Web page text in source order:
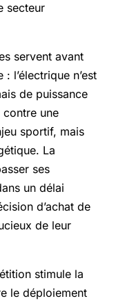
secteur
servent avant
l’électrique n’est
de puissance
contre une
sportif, mais
La
ses
un délai
d’achat de
de leur
stimule la
le déploiement